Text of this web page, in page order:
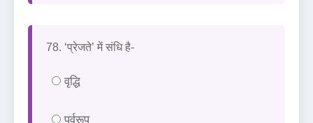
78. ‘प्रेजते’ में संधि है-
वृद्धि
पूर्वरूप